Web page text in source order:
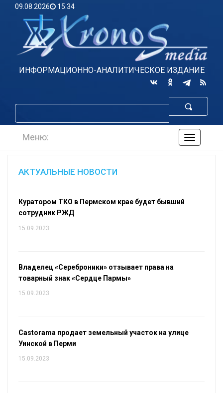
09.08.2026 15:34
ИНФОРМАЦИОННО-АНАЛИТИЧЕСКОЕ ИЗДАНИЕ
по
Меню:
АКТУАЛЬНЫЕ НОВОСТИ
Куратором ТКО в Пермском крае будет бывший
сотрудник РЖД
15.09.2023
Владелец «Сереброники» отзывает права на
товарный знак «Сердце Пармы»
15.09.2023
Castorama продает земельный участок на улице
Уинской в Перми
15.09.2023